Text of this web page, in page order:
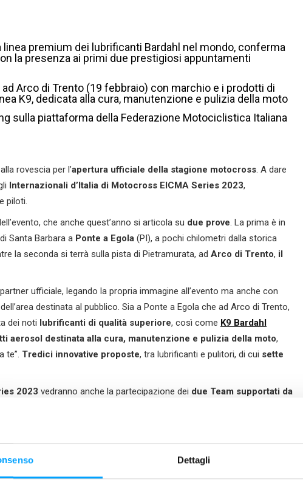
Dettagli
premium dei lubrificanti Bardahl nel mondo, conferma
la presenza ai primi due prestigiosi appuntamenti
Arco di Trento (19 febbraio) con marchio e i prodotti di
K9, dedicata alla cura, manutenzione e pulizia della moto
sulla piattaforma della Federazione Motociclistica Italiana
rovescia per l’apertura ufficiale della stagione motocross. A dare
Internazionali d’Italia di Motocross EICMA Series 2023,
piloti.
che anche quest’anno si articola su due prove. La prima è in
Santa Barbara a Ponte a Egola (PI), a pochi chilometri dalla storica
la seconda si terrà sulla pista di Pietramurata, ad Arco di Trento, il
ufficiale, legando la propria immagine all’evento ma anche con
destinata al pubblico. Sia a Ponte a Egola che ad Arco di Trento,
dei noti lubrificanti di qualità superiore, così come K9 Bardahl
aerosol destinata alla cura, manutenzione e pulizia della moto,
te”. Tredici innovative proposte, tra lubrificanti e pulitori, di cui sette
2023 vedranno anche la partecipazione dei due Team supportati da
sia il
anche il
domenica, in
pay-per-view sulsito federmoto.tv
alla Federazione Motociclistica Italiana).